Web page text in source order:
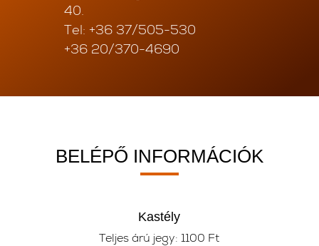
40.
Tel: +36 37/505-530
+36 20/370-4690
BELÉPŐ INFORMÁCIÓK
Kastély
Teljes árú jegy: 1100 Ft